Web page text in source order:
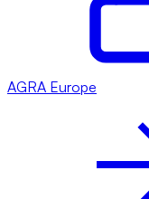
AGRA Europe